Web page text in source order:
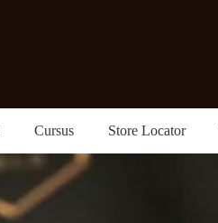
Cursus Store Locator